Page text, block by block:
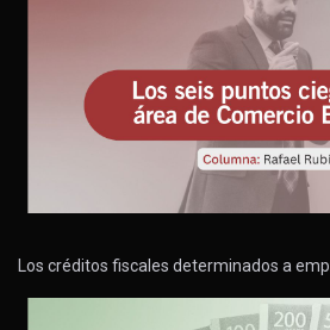
Los créditos fiscales determinados a